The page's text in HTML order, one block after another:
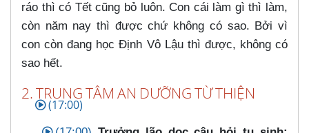
ráo thì có Tết cũng bỏ luôn. Con cái làm gì thì làm,
còn năm nay thì được chứ không có sao. Bởi vì
con còn đang học Định Vô Lậu thì được, không có
sao hết.
2. TRUNG TÂM AN DƯỠNG TỪ THIỆN
(17:00)